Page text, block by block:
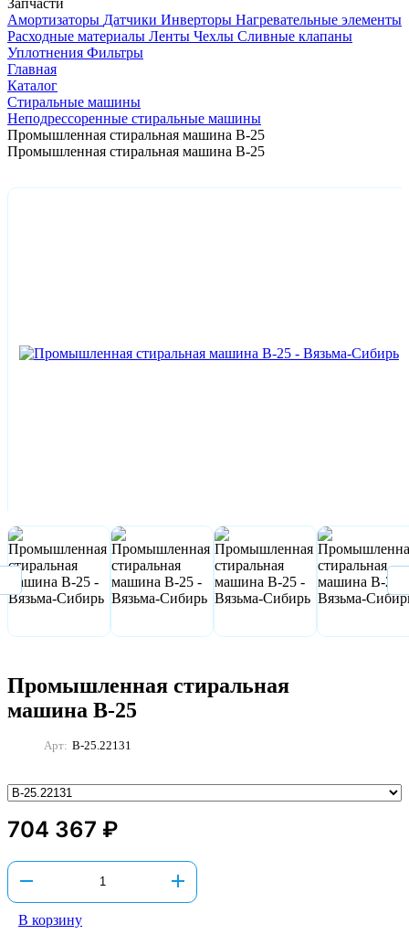
Запчасти
Амортизаторы Датчики Инверторы Нагревательные элементы
Расходные материалы Ленты Чехлы Сливные клапаны
Уплотнения Фильтры
Главная
Каталог
Стиральные машины
Неподрессоренные стиральные машины
Промышленная стиральная машина В-25
Промышленная стиральная машина В-25
Промышленная стиральная
машина В-25
Арт: В-25.22131
704 367 ₽
В корзину